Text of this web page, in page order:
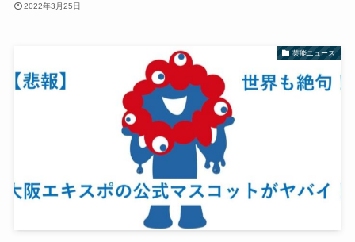
2022年3月25日
芸能ニュース